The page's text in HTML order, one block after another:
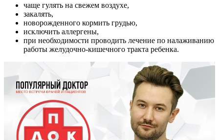
чаще гулять на свежем воздухе,
закалять,
новорожденного кормить грудью,
исключить аллергены,
при необходимости проводить лечение по налаживанию
работы желудочно-кишечного тракта ребенка.